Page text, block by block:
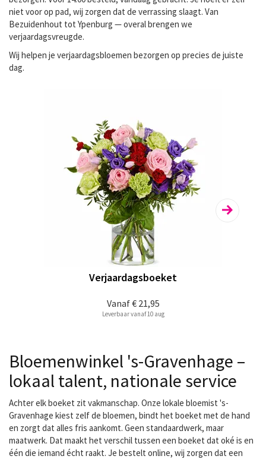
niet voor op pad, wij zorgen dat de verrassing slaagt. Van
Bezuidenhout tot Ypenburg — overal brengen we
verjaardagsvreugde.
Wij helpen je verjaardagsbloemen bezorgen op precies de juiste
dag.
Vanaf€ 21,95
Verjaardagsboeket
Leverbaar vanaf 10 aug
Bloemenwinkel 's-Gravenhage –
lokaal talent, nationale service
Achter elk boeket zit vakmanschap. Onze lokale bloemist 's-
Gravenhage kiest zelf de bloemen, bindt het boeket met de hand
en zorgt dat alles fris aankomt. Geen standaardwerk, maar
maatwerk. Dat maakt het verschil tussen een boeket dat oké is en
één die iemand écht raakt. Je bestelt online, wij zorgen dat een